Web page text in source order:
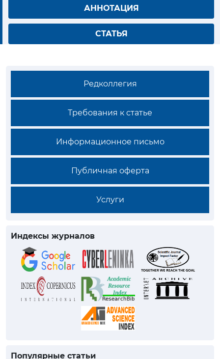
АННОТАЦИЯ
СТАТЬЯ
Редколлегия
Требования к статье
Информационное письмо
Публичная оферта
Услуги
Индексы журналов
Популярные статьи